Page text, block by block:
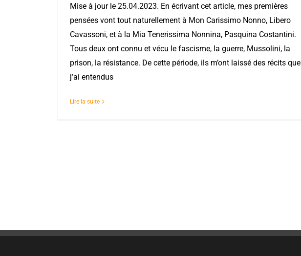
Mise à jour le 25.04.2023. En écrivant cet article, mes premières
pensées vont tout naturellement à Mon Carissimo Nonno, Libero
Cavassoni, et à la Mia Tenerissima Nonnina, Pasquina Costantini.
Tous deux ont connu et vécu le fascisme, la guerre, Mussolini, la
prison, la résistance. De cette période, ils m’ont laissé des récits que
j’ai entendus
Lire la suite